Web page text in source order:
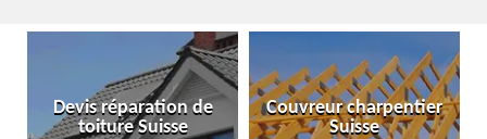
Devis réparation de
toiture Suisse
Couvreur charpentier
Suisse